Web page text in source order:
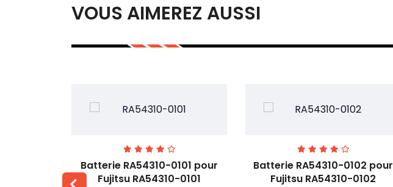
VOUS AIMEREZ AUSSI
Batterie RA54310-0101 pour
Fujitsu RA54310-0101
Batterie RA54310-0102 pour
Fujitsu RA54310-0102